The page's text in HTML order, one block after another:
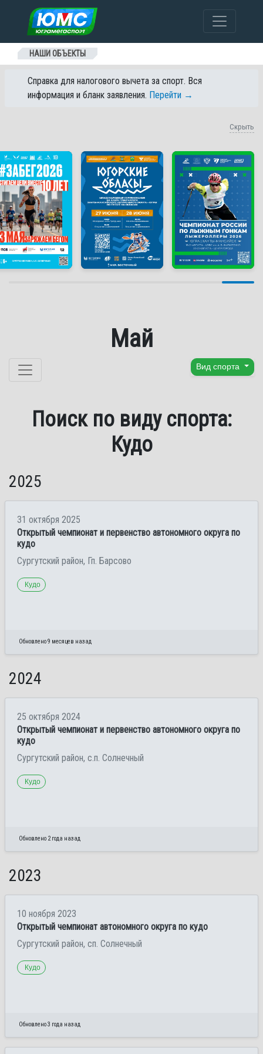
Перейти к содержанию
НАШИ ОБЪЕКТЫ
Справка для налогового вычета за спорт. Вся
информация и бланк заявления. Перейти →
Скрыть
Май
Перейти к содержанию Вид спорта
Поиск по виду спорта:
Кудо
2025
31 октября 2025
Открытый чемпионат и первенство автономного округа по
кудо
Сургутский район, Гп. Барсово
Кудо
Обновлено 9 месяцев назад
2024
25 октября 2024
Открытый чемпионат и первенство автономного округа по
кудо
Сургутский район, с.п. Солнечный
Кудо
Обновлено 2 года назад
2023
10 ноября 2023
Открытый чемпионат автономного округа по кудо
Сургутский район, сп. Солнечный
Кудо
Обновлено 3 года назад